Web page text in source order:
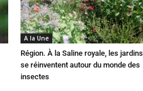
A la Une
Région. À la Saline royale, les jardins
se réinventent autour du monde des
insectes